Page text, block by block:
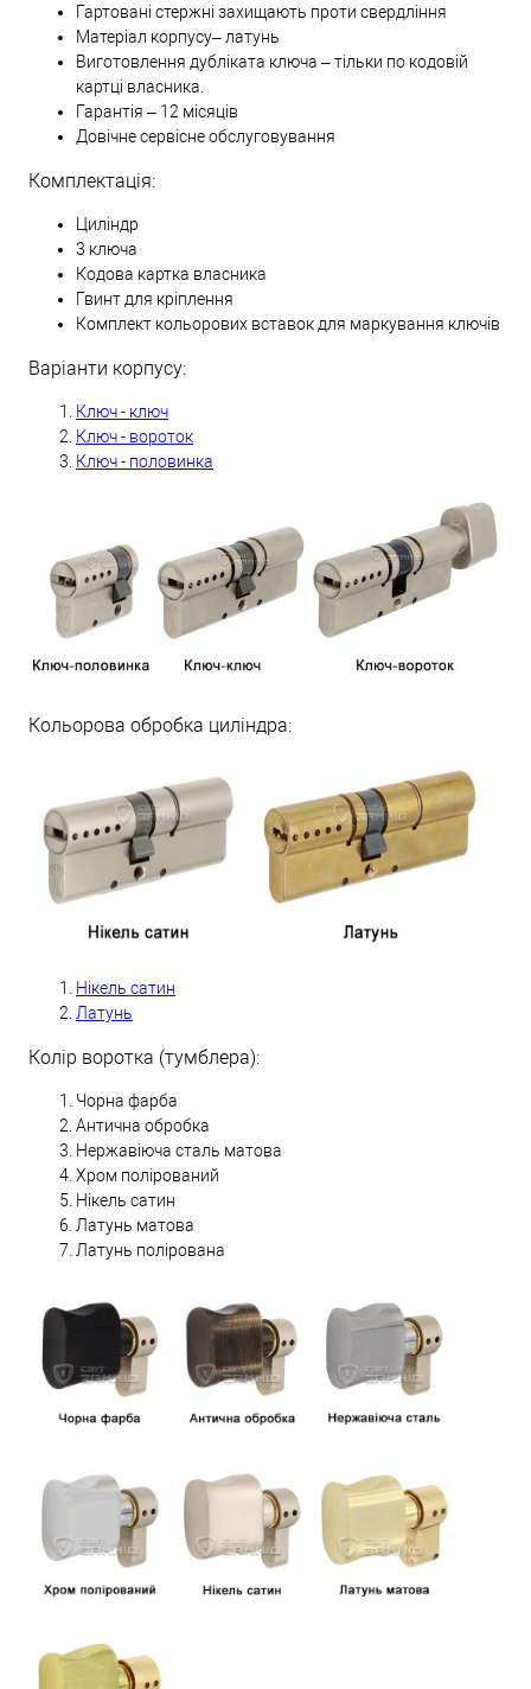
Гартовані стержні захищають проти свердління
Матеріал корпусу– латунь
Виготовлення дубліката ключа – тільки по кодовій
картці власника.
Гарантія – 12 місяців
Довічне сервісне обслуговування
Комплектація:
Циліндр
3 ключа
Кодова картка власника
Гвинт для кріплення
Комплект кольорових вставок для маркування ключів
Варіанти корпусу:
Ключ - ключ
Ключ - вороток
Ключ - половинка
Кольорова обробка циліндра:
Нікель сатин
Латунь
Колір воротка (тумблера):
Чорна фарба
Антична обробка
Нержавіюча сталь матова
Хром полірований
Нікель сатин
Латунь матова
Латунь полірована